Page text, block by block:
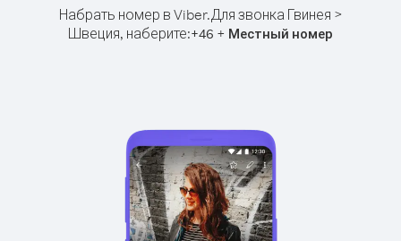
Набрать номер в Viber.Для звонка Гвинея >
Швеция, наберите:+46 + Местный номер